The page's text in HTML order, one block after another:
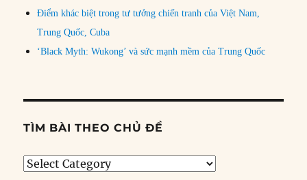
Điểm khác biệt trong tư tưởng chiến tranh của Việt Nam,
Trung Quốc, Cuba
‘Black Myth: Wukong’ và sức mạnh mềm của Trung Quốc
TÌM BÀI THEO CHỦ ĐỀ
Tìm